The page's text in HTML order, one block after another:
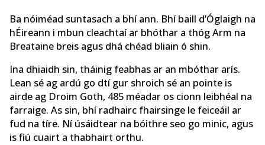
Ba nóiméad suntasach a bhí ann. Bhí baill d’Óglaigh na
hÉireann i mbun cleachtaí ar bhóthar a thóg Arm na
Breataine breis agus dhá chéad bliain ó shin.
Ina dhiaidh sin, tháinig feabhas ar an mbóthar arís.
Lean sé ag ardú go dtí gur shroich sé an pointe is
airde ag Droim Goth, 485 méadar os cionn leibhéal na
farraige. As sin, bhí radhairc fhairsinge le feiceáil ar
fud na tíre. Ní úsáidtear na bóithre seo go minic, agus
is fiú cuairt a thabhairt orthu.